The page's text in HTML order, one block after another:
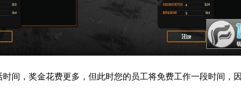
间，奖金花费更多，但此时您的员工将免费工作一段时间，